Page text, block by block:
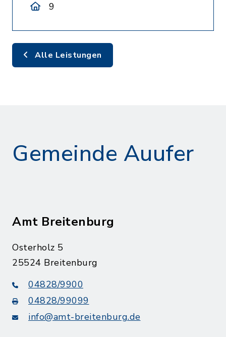
9
Alle Leistungen
Gemeinde Auufer
Amt Breitenburg
Osterholz 5
25524 Breitenburg
04828/9900
04828/99099
info@amt-breitenburg.de